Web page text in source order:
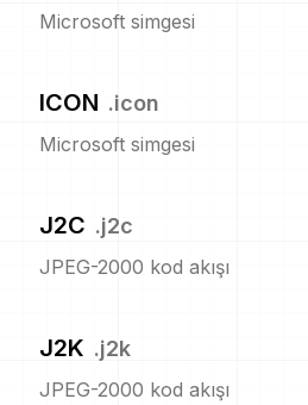
Microsoft simgesi
ICON .icon
Microsoft simgesi
J2C .j2c
JPEG-2000 kod akışı
J2K .j2k
JPEG-2000 kod akışı